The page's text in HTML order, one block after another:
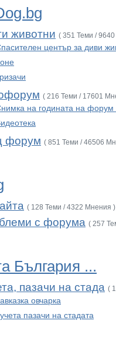
животни ( 351 Теми /
център за диви
( 216 Теми / 17601
на годината на форум
форум ( 851 Теми / 46506
( 128 Теми / 4322 Мнения )
с форума ( 257
България ...
пазачи на стада (
овчарка
пазачи на стадата